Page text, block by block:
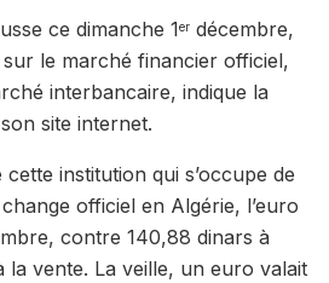
ce dimanche 1er décembre,
le marché financier officiel,
interbancaire, indique la
site internet.
institution qui s’occupe de
officiel en Algérie, l’euro
contre 140,88 dinars à
la vente. La veille, un euro valait